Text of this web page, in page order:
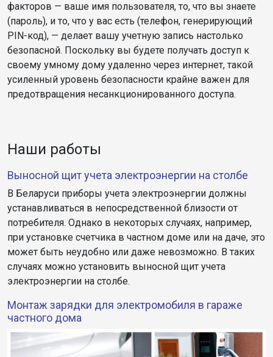
факторов — ваше имя пользователя, то, что вы знаете
(пароль), и то, что у вас есть (телефон, генерирующий
PIN-код), — делает вашу учетную запись настолько
безопасной. Поскольку вы будете получать доступ к
своему умному дому удаленно через интернет, такой
усиленный уровень безопасности крайне важен для
предотвращения несанкционированного доступа.
Наши работы
Выносной щит учета электроэнергии на столбе
В Беларуси приборы учета электроэнергии должны
устанавливаться в непосредственной близости от
потребителя. Однако в некоторых случаях, например,
при установке счетчика в частном доме или на даче, это
может быть неудобно или даже невозможно. В таких
случаях можно установить выносной щит учета
электроэнергии на столбе.
Монтаж зарядки для электромобиля в гараже
частного дома